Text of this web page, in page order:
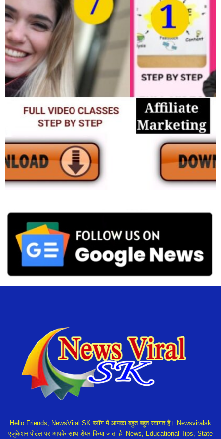
Hello Friends, NewsViral SK ब्लॉग में आपका बहुत बहुत स्वागत हैं। Newsviralsk
एजुकेशन पोर्टल पर आपके साथ शेयर किया जाता है- News, Educational Tips, State